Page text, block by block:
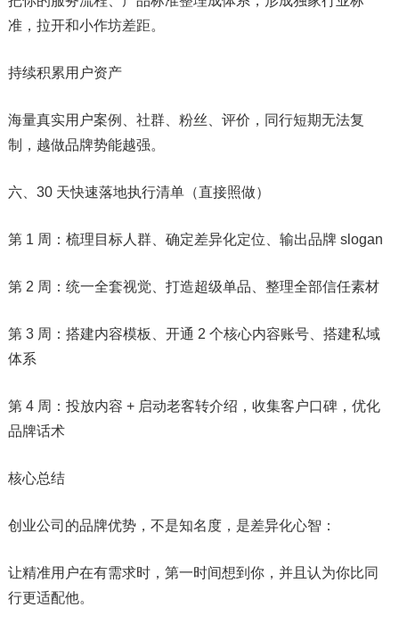
准，拉开和小作坊差距。
持续积累用户资产
海量真实用户案例、社群、粉丝、评价，同行短期无法复
制，越做品牌势能越强。
六、30 天快速落地执行清单（直接照做）
第 1 周：梳理目标人群、确定差异化定位、输出品牌 slogan
第 2 周：统一全套视觉、打造超级单品、整理全部信任素材
第 3 周：搭建内容模板、开通 2 个核心内容账号、搭建私域
体系
第 4 周：投放内容 + 启动老客转介绍，收集客户口碑，优化
品牌话术
核心总结
创业公司的品牌优势，不是知名度，是差异化心智：
让精准用户在有需求时，第一时间想到你，并且认为你比同
行更适配他。